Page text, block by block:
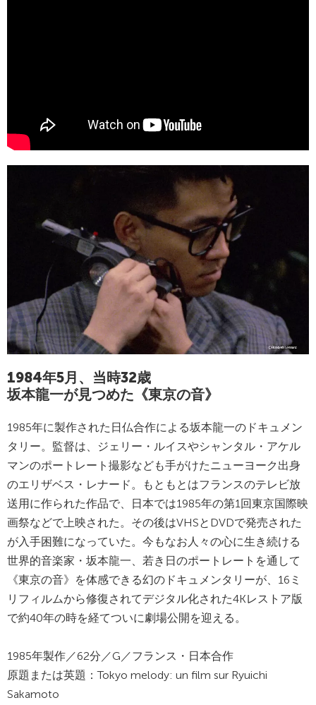
1984年5月、当時32歳
坂本龍一が見つめた《東京の音》
1985年に製作された日仏合作による坂本龍一のドキュメン
タリー。監督は、ジェリー・ルイスやシャンタル・アケル
マンのポートレート撮影なども手がけたニューヨーク出身
のエリザベス・レナード。もともとはフランスのテレビ放
送用に作られた作品で、日本では1985年の第1回東京国際映
画祭などで上映された。その後はVHSとDVDで発売された
が入手困難になっていた。今もなお人々の心に生き続ける
世界的音楽家・坂本龍一、若き日のポートレートを通して
《東京の音》を体感できる幻のドキュメンタリーが、16ミ
リフィルムから修復されてデジタル化された4Kレストア版
で約40年の時を経てついに劇場公開を迎える。
1985年製作／62分／G／フランス・日本合作
原題または英題：Tokyo melody: un film sur Ryuichi
Sakamoto